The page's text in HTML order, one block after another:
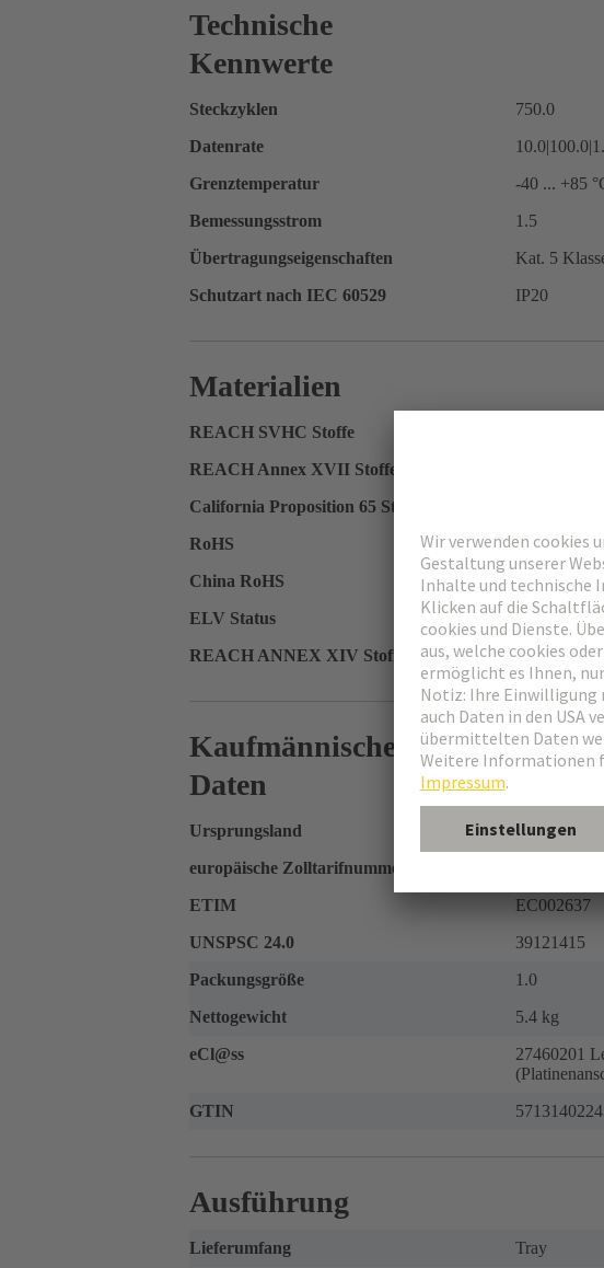
Technische
Kennwerte
Steckzyklen 750.0
Datenrate
Grenztemperatur
-40 ... +85
Bemessungsstrom
1.5
Übertragungseigenschaften
Kat. 5
Schutzart nach IEC 60529
IP20
Materialien
REACH SVHC Stoffe
REACH Annex XVII Stoffe
California Proposition 65 Stoffe
RoHS
konform
China RoHS
e
ELV Status
konform
REACH ANNEX XIV Stoffe
nicht
Kaufmännische
Daten
Ursprungsland Taiwan
europäische Zolltarifnummer
ETIM
EC002637
UNSPSC 24.0
39121415
Packungsgröße
1.0
Nettogewicht
5.4 kg
eCl@ss
27460201
GTIN
Ausführung
Lieferumfang Tray